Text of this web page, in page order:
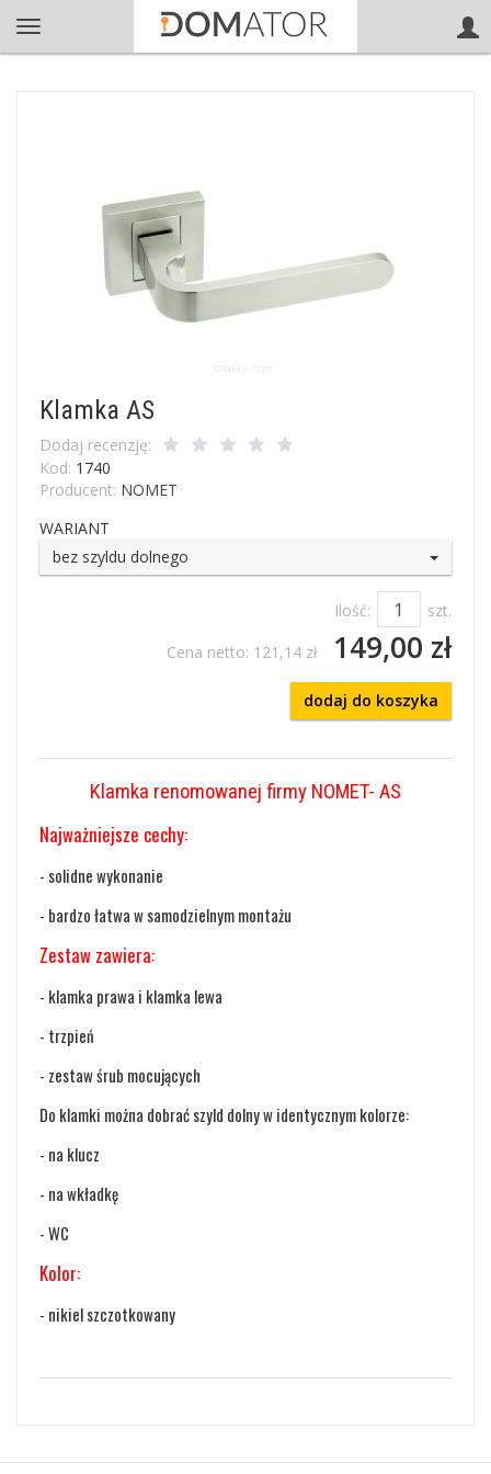
Klamka AS
Dodaj recenzję:
Kod: 1740
Producent: NOMET
WARIANT
bez szyldu dolnego
Ilość:
szt.
Cena netto: 121,14 zł 149,00 zł
dodaj do koszyka
Klamka renomowanej firmy NOMET- AS
Najważniejsze cechy:
- solidne wykonanie
- bardzo łatwa w samodzielnym montażu
Zestaw zawiera:
- klamka prawa i klamka lewa
- trzpień
- zestaw śrub mocujących
Do klamki można dobrać szyld dolny w identycznym kolorze:
- na klucz
- na wkładkę
- WC
Kolor:
- nikiel szczotkowany